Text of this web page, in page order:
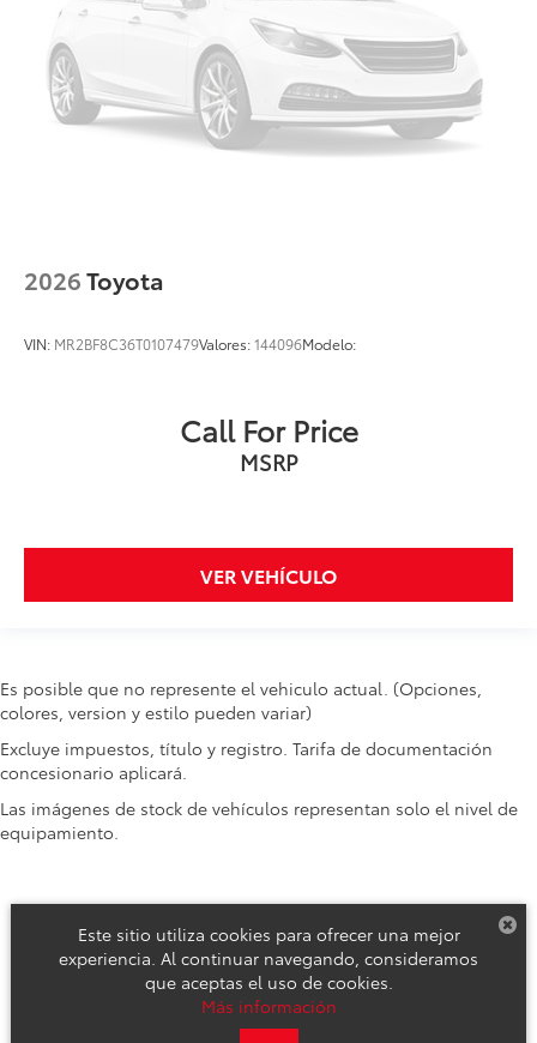
2026Toyota
VIN: MR2BF8C36T0107479Valores:144096Modelo:
Call For Price
MSRP
VER VEHÍCULO
Es posible que no represente el vehiculo actual. (Opciones,
colores, version y estilo pueden variar)
Excluye impuestos, título y registro. Tarifa de documentación
concesionario aplicará.
Las imágenes de stock de vehículos representan solo el nivel de
equipamiento.
Derechos de autor © 2026 por DealerOn Mapa del sitio
Este sitio utiliza cookies para ofrecer una mejor
experiencia. Al continuar navegando, consideramos
que aceptas el uso de cookies.
Más información